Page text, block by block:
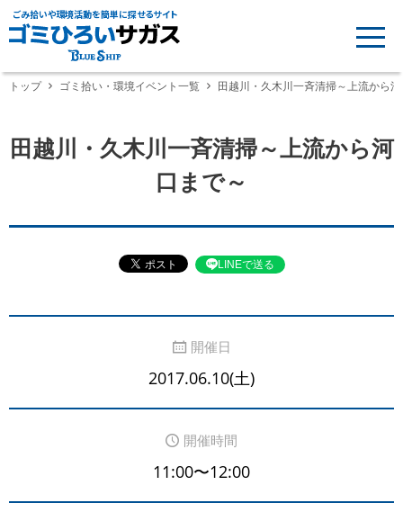
ごみ拾いや環境活動を簡単に探せるサイト
トップ ゴミ拾い・環境イベント一覧 田越川・久木川一斉清掃～上流から
田越川・久木川一斉清掃～上流から河
口まで～
LINEで送る
開催日
2017.06.10(土)
開催時間
11:00〜12:00